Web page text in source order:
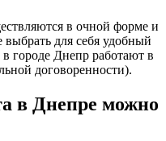
в очной форме и
для себя удобный
городе Днепр работают в
договоренности).
в Днепре можно